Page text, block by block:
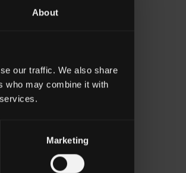
About
our traffic. We also share
who may combine it with
Marketing